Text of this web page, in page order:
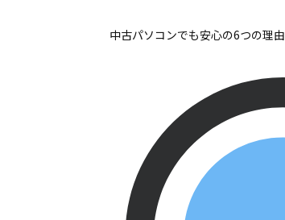
中古パソコンでも安心の6つの理由